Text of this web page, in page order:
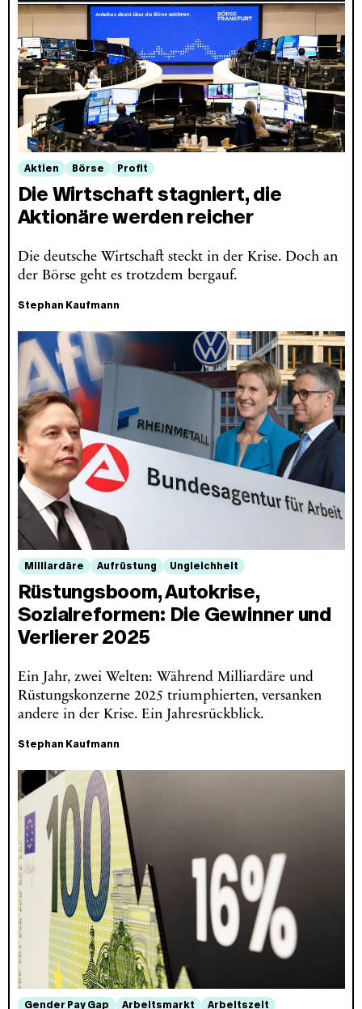
Aktien Börse Profit
Die Wirtschaft stagniert, die
Aktionäre werden reicher
Die deutsche Wirtschaft steckt in der Krise. Doch an
der Börse geht es trotzdem bergauf.
Stephan Kaufmann
Milliardäre Aufrüstung Ungleichheit
Rüstungsboom, Autokrise,
Sozialreformen: Die Gewinner und
Verlierer 2025
Ein Jahr, zwei Welten: Während Milliardäre und
Rüstungskonzerne 2025 triumphierten, versanken
andere in der Krise. Ein Jahresrückblick.
Stephan Kaufmann
Gender Pay Gap Arbeitsmarkt Arbeitszeit